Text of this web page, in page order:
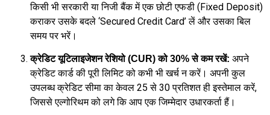
किसी भी सरकारी या निजी बैंक में एक छोटी एफडी (Fixed Deposit)
कराकर उसके बदले ‘Secured Credit Card’ लें और उसका बिल
समय पर भरें।
क्रेडिट यूटिलाइजेशन रेशियो (CUR) को 30% से कम रखें: अपने
क्रेडिट कार्ड की पूरी लिमिट को कभी भी खर्च न करें। अपनी कुल
उपलब्ध क्रेडिट सीमा का केवल 25 से 30 प्रतिशत ही इस्तेमाल करें,
जिससे एल्गोरिथम को लगे कि आप एक जिम्मेदार उधारकर्ता हैं।